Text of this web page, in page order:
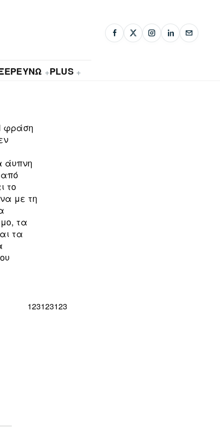
+PLUS +
φράση
άυπνη
το
με τη
τα
τα
123123123